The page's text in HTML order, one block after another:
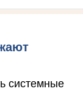
системные